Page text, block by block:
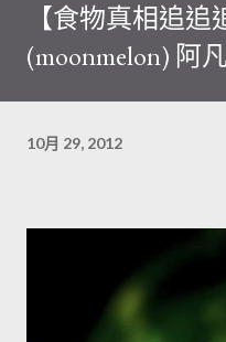
【食物真相追
(moonmelon) 阿
10月 29, 2012